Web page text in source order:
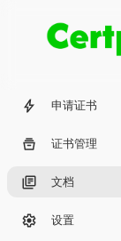
申请证书
证书管理
文档
设置